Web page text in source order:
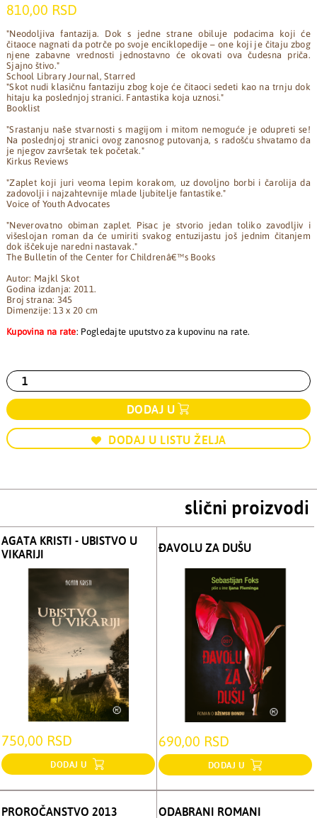
810,00 RSD
"Neodoljiva fantazija. Dok s jedne strane obiluje podacima koji će
čitaoce nagnati da potrče po svoje enciklopedije – one koji je čitaju zbog
njene zabavne vrednosti jednostavno će okovati ova čudesna priča.
Sjajno štivo."
School Library Journal, Starred
"Skot nudi klasičnu fantaziju zbog koje će čitaoci sedeti kao na trnju dok
hitaju ka poslednjoj stranici. Fantastika koja uznosi."
Booklist
"Srastanju naše stvarnosti s magijom i mitom nemoguće je odupreti se!
Na poslednjoj stranici ovog zanosnog putovanja, s radošću shvatamo da
je njegov završetak tek početak."
Kirkus Reviews
"Zaplet koji juri veoma lepim korakom, uz dovoljno borbi i čarolija da
zadovolji i najzahtevnije mlade ljubitelje fantastike."
Voice of Youth Advocates
"Neverovatno obiman zaplet. Pisac je stvorio jedan toliko zavodljiv i
višeslojan roman da će umiriti svakog entuzijastu još jednim čitanjem
dok iščekuje naredni nastavak."
The Bulletin of the Center for Childrenâ€™s Books
Autor: Majkl Skot
Godina izdanja: 2011.
Broj strana: 345
Dimenzije: 13 x 20 cm
Kupovina na rate: Pogledajte uputstvo za kupovinu na rate.
DODAJ U
DODAJ U LISTU ŽELJA
slični proizvodi
AGATA KRISTI - UBISTVO U
VIKARIJI
750,00 RSD
DODAJ U
ĐAVOLU ZA DUŠU
690,00 RSD
DODAJ U
PROROČANSTVO 2013 ODABRANI ROMANI